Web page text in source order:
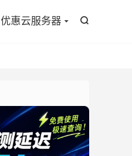

优惠云服务器